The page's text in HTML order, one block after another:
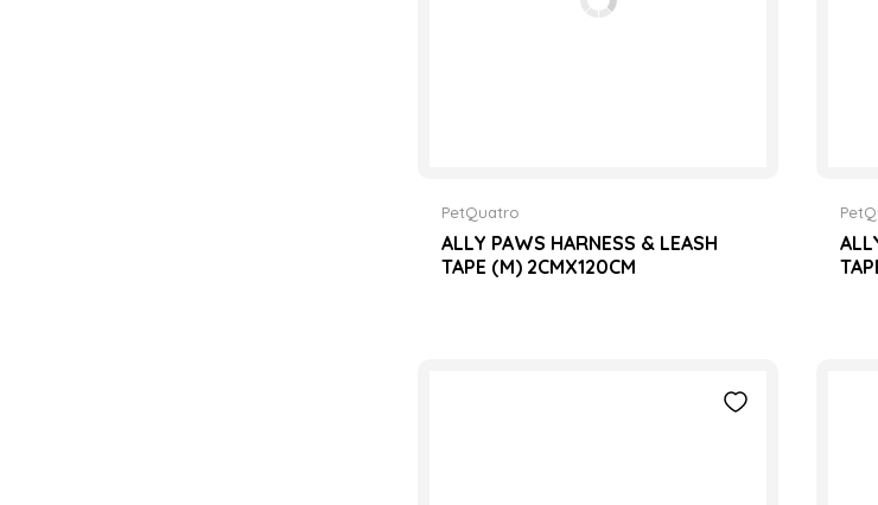
PetQuatro
ALLY PAWS HARNESS & LEASH
TAPE (M) 2CMX120CM